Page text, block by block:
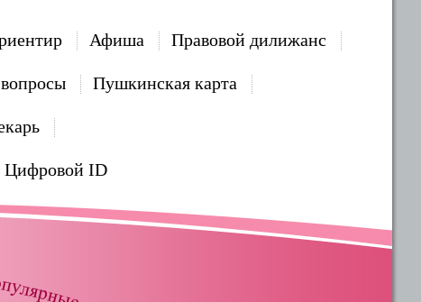
Афиша Правовой дилижанс
Пушкинская карта
Цифровой ID